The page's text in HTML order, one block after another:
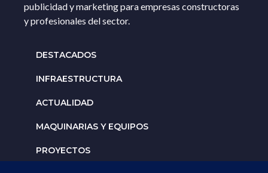
publicidad y marketing para empresas constructoras
y profesionales del sector.
DESTACADOS
INFRAESTRUCTURA
ACTUALIDAD
MAQUINARIAS Y EQUIPOS
PROYECTOS